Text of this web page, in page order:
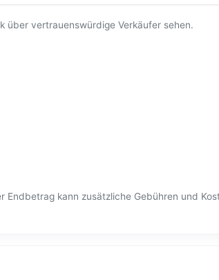
über vertrauenswürdige Verkäufer sehen.
kann zusätzliche Gebühren und